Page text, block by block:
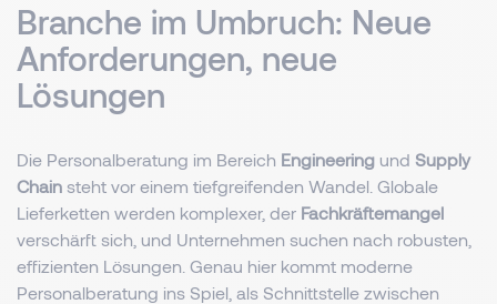
Branche im Umbruch: Neue
Anforderungen, neue
Lösungen
Die Personalberatung im Bereich Engineering und Supply
Chain steht vor einem tiefgreifenden Wandel. Globale
Lieferketten werden komplexer, der Fachkräftemangel
verschärft sich, und Unternehmen suchen nach robusten,
effizienten Lösungen. Genau hier kommt moderne
Personalberatung ins Spiel, als Schnittstelle zwischen